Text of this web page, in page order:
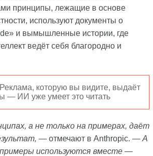
принципы, лежащие в основе
используют документы о
и вымышленные истории, где
ведёт себя благородно и
Реклама, которую вы видите, выдаёт
— ИИ уже умеет это читать
а не только на примерах, даёт
— отмечают в Anthropic. — А
используются вместе —